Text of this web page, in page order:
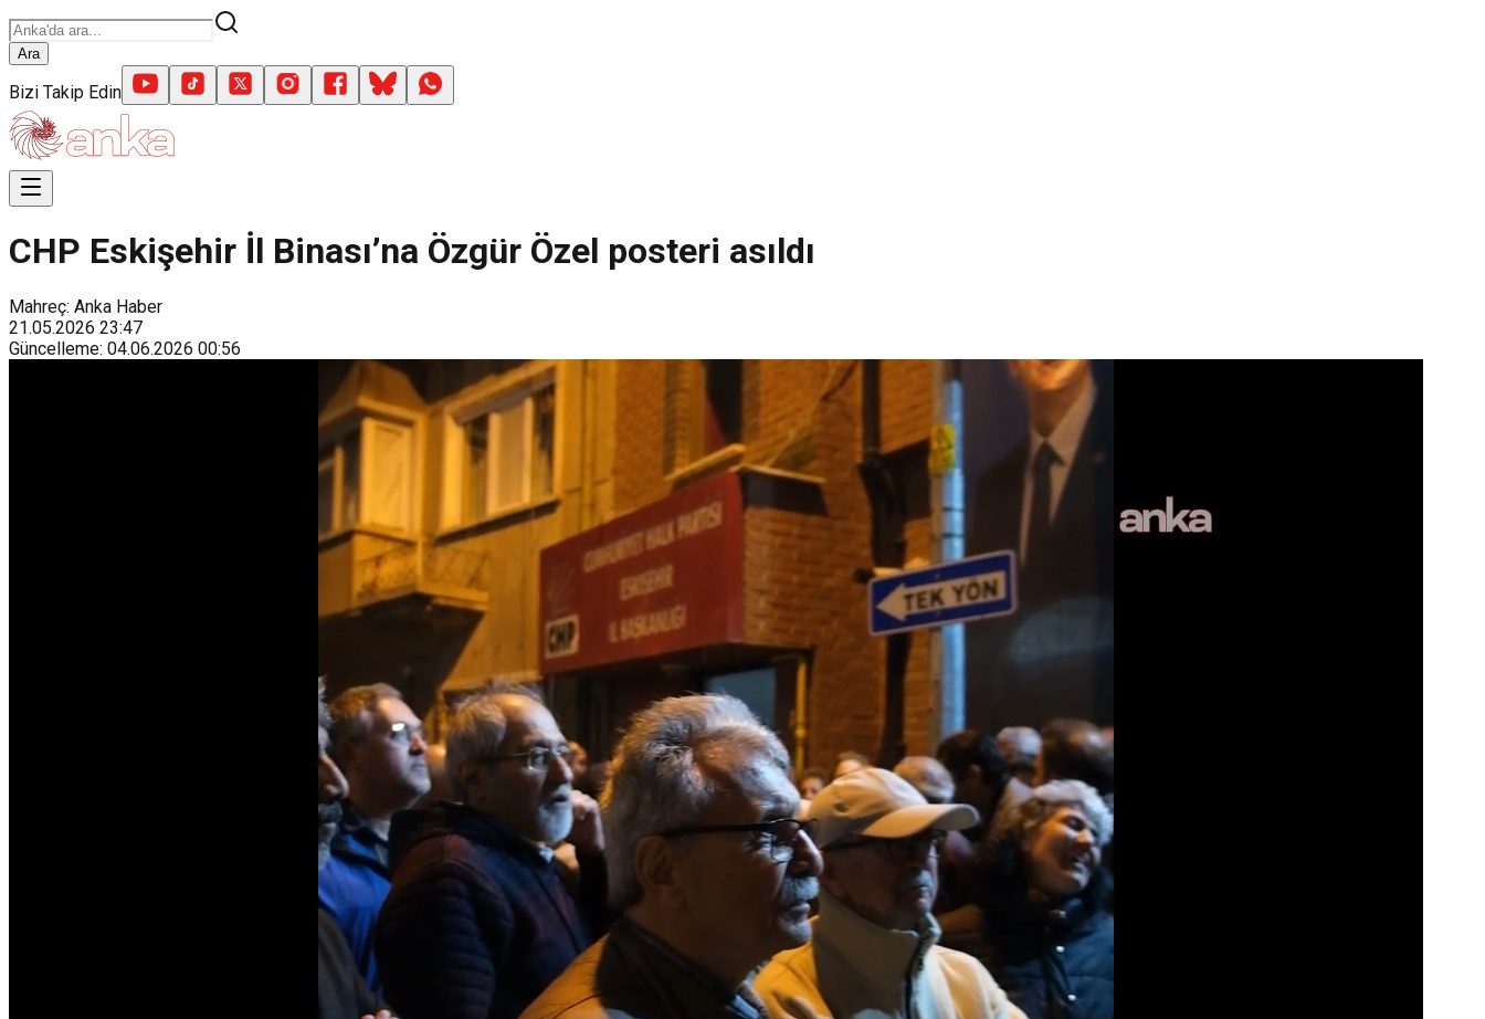
Ara
Bizi Takip Edin
CHP Eskişehir İl Binası’na Özgür Özel posteri asıldı
Mahreç: Anka Haber
21.05.2026 23:47
Güncelleme: 04.06.2026 00:56